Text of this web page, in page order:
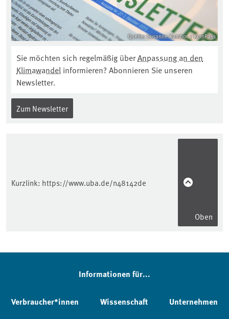
Quelle: Susanne Kambor / KomPass
Sie möchten sich regelmäßig überAnpassung an den
Klimawandel informieren? Abonnieren Sie unseren
Newsletter.
Zum Newsletter
Kurzlink: https://www.uba.de/n48142de
Oben
Informationen für...
Verbraucher*innen Wissenschaft Unternehmen